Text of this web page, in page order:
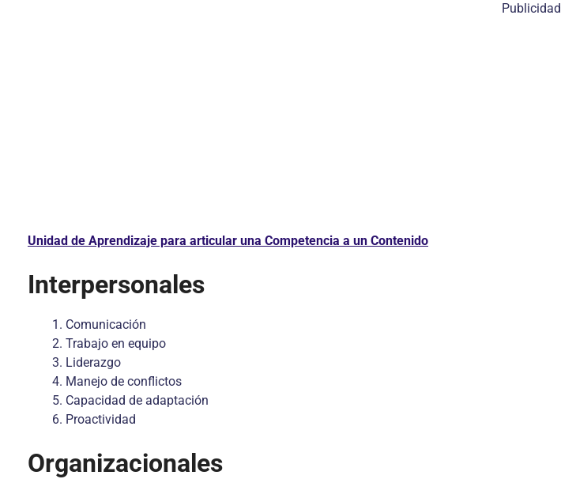
Publicidad
Unidad de Aprendizaje para articular una Competencia a un Contenido
Interpersonales
Comunicación
Trabajo en equipo
Liderazgo
Manejo de conflictos
Capacidad de adaptación
Proactividad
Organizacionales